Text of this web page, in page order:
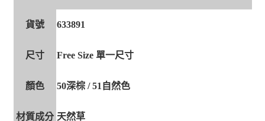
貨號 633891
尺寸 Free Size 單一尺寸
顏色 50深棕 / 51自然色
材質成分 天然草